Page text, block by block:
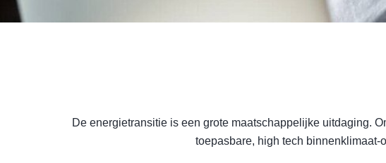
De energietransitie is een grote maatschappelijke uitdaging.
toepasbare, high tech binnenklimaat-